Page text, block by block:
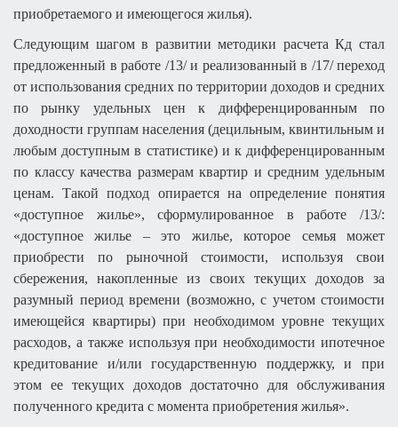
приобретаемого и имеющегося жилья).
Следующим шагом в развитии методики расчета Кд стал
предложенный в работе /13/ и реализованный в /17/ переход
от использования средних по территории доходов и средних
по рынку удельных цен к дифференцированным по
доходности группам населения (децильным, квинтильным и
любым доступным в статистике) и к дифференцированным
по классу качества размерам квартир и средним удельным
ценам. Такой подход опирается на определение понятия
«доступное жилье», сформулированное в работе /13/:
«доступное жилье – это жилье, которое семья может
приобрести по рыночной стоимости, используя свои
сбережения, накопленные из своих текущих доходов за
разумный период времени (возможно, с учетом стоимости
имеющейся квартиры) при необходимом уровне текущих
расходов, а также используя при необходимости ипотечное
кредитование и/или государственную поддержку, и при
этом ее текущих доходов достаточно для обслуживания
полученного кредита с момента приобретения жилья».